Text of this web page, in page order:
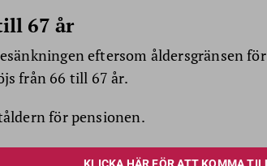
67 år
eftersom åldersgränsen för
från 66 till 67 år.
för pensionen.
ingång har fyllt 67 år ska omfattas av